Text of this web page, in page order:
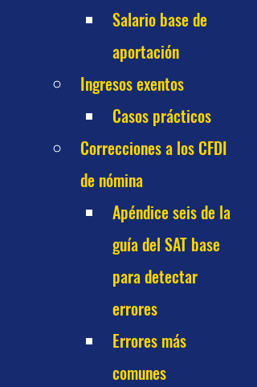
Salario base de
aportación
Ingresos exentos
Casos prácticos
Correcciones a los CFDI
de nómina
Apéndice seis de la
guía del SAT base
para detectar
errores
Errores más
comunes